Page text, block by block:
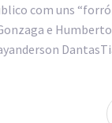
com uns
e Humberto